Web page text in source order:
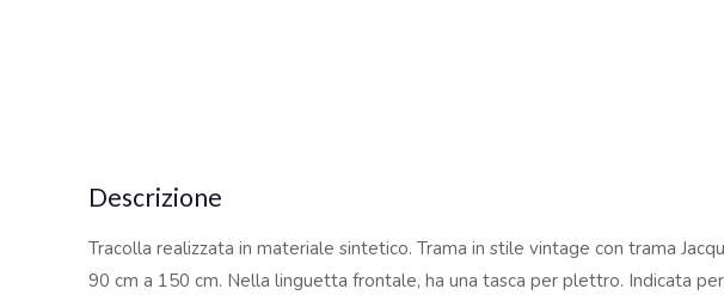
Descrizione
Tracolla realizzata in materiale sintetico. Trama in stile vintage con trama
90 cm a 150 cm. Nella linguetta frontale, ha una tasca per plettro. Indicata